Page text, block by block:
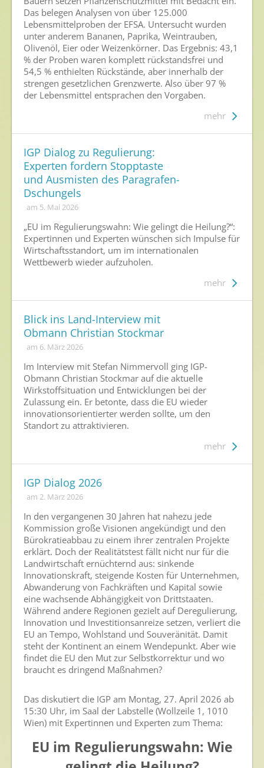
Das belegen Analysen von über 125.000
Lebensmittelproben der EFSA. Untersucht wurden
unter anderem Bananen, Paprika, Weintrauben,
Olivenöl, Eier oder Weizenkörner. Das Ergebnis: 43,1
% der Proben waren komplett rückstandsfrei und
54,5 % enthielten Rückstände, aber innerhalb der
strengen gesetzlichen Grenzwerte. Also über 97 %
der Lebensmittel entsprachen den Vorgaben.
mehr
IGP Dialog zu Regulierung:
Experten fordern Stopptaste
und Ausmisten des Paragrafen-
Dschungels
am 5. Mai 2026
„EU im Regulierungswahn: Wie gelingt die Heilung?“:
Expertinnen und Experten wünschen sich Impulse für
Wirtschaftsstandort, um im internationalen
Wettbewerb wieder aufzuholen.
mehr
Blick ins Land-Interview mit
Obmann Christian Stockmar
am 6. März 2026
Im Interview mit Stefan Nimmervoll ging IGP-
Obmann Christian Stockmar auf die aktuelle
Wirkstoffsituation und Entwicklungen bei der
Zulassung ein. Er betonte, dass die EU wieder
innovationsorientierter werden sollte, um den
Standort zu attraktivieren.
mehr
IGP Dialog 2026
am 2. März 2026
In den vergangenen 30 Jahren hat nahezu jede
Kommission große Visionen angekündigt und den
Bürokratieabbau zu einem ihrer zentralen Projekte
erklärt. Doch der Realitätstest fällt nicht nur für die
Landwirtschaft ernüchternd aus: sinkende
Innovationskraft, steigende Kosten für Unternehmen,
Abwanderung von Fachkräften und Kapital sowie
eine wachsende Abhängigkeit von Drittstaaten.
Während andere Regionen gezielt auf Deregulierung,
Innovation und Investitionsanreize setzen, verliert die
EU an Tempo, Wohlstand und Souveränität. Damit
steht der Kontinent an einem Wendepunkt. Aber wie
findet die EU den Mut zur Selbstkorrektur und wo
braucht es dringend Maßnahmen?
Das diskutiert die IGP am Montag, 27. April 2026 ab
15:30 Uhr, im Saal der Labstelle (Wollzeile 1, 1010
Wien) mit Expertinnen und Experten zum Thema:
EU im Regulierungswahn: Wie